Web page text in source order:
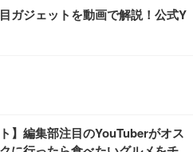
ガジェットを動画で解説！公式Y
】編集部注目のYouTuberがオス